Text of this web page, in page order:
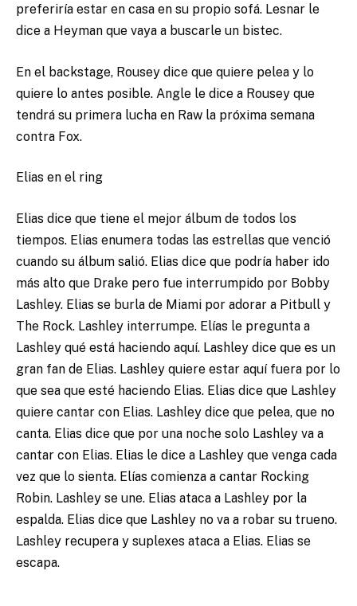
preferiría estar en casa en su propio sofá. Lesnar le
dice a Heyman que vaya a buscarle un bistec.
En el backstage, Rousey dice que quiere pelea y lo
quiere lo antes posible. Angle le dice a Rousey que
tendrá su primera lucha en Raw la próxima semana
contra Fox.
Elias en el ring
Elias dice que tiene el mejor álbum de todos los
tiempos. Elias enumera todas las estrellas que venció
cuando su álbum salió. Elias dice que podría haber ido
más alto que Drake pero fue interrumpido por Bobby
Lashley. Elias se burla de Miami por adorar a Pitbull y
The Rock. Lashley interrumpe. Elías le pregunta a
Lashley qué está haciendo aquí. Lashley dice que es un
gran fan de Elias. Lashley quiere estar aquí fuera por lo
que sea que esté haciendo Elias. Elias dice que Lashley
quiere cantar con Elias. Lashley dice que pelea, que no
canta. Elias dice que por una noche solo Lashley va a
cantar con Elias. Elias le dice a Lashley que venga cada
vez que lo sienta. Elías comienza a cantar Rocking
Robin. Lashley se une. Elias ataca a Lashley por la
espalda. Elias dice que Lashley no va a robar su trueno.
Lashley recupera y suplexes ataca a Elias. Elias se
escapa.